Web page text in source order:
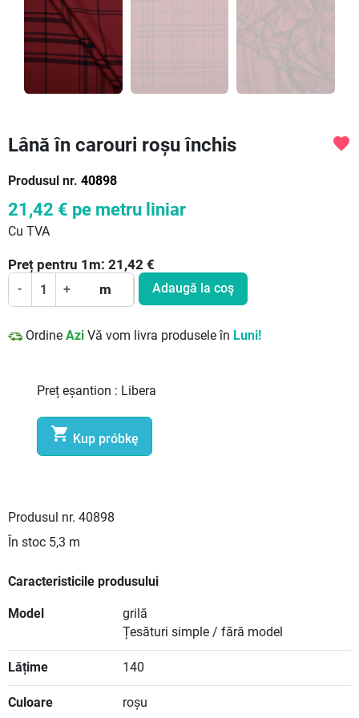
Lână în carouri roșu închis
Produsul nr. 40898
favorite
21,42 € pe metru liniar
Cu TVA
Preț pentru 1 m: 21,42 €
- + m Adaugă la coş
Ordine Azi Vă vom livra produsele în Luni!
Preț eșantion : Libera
 Kup próbkę
Produsul nr. 40898
În stoc 5,3 m
Caracteristicile produsului
Model
grilă
Țesături simple / fără model
Lățime 140
Culoare roșu